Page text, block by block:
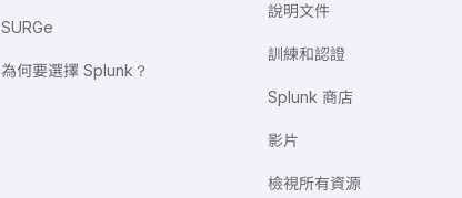
SURGe
為何要選擇 Splunk？
說明文件
訓練和認證
Splunk 商店
影片
檢視所有資源